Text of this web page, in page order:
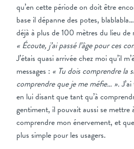
qu’en cette période on doit être
base il dépanne des potes,
déjà à plus de 100 mètres du lieu
« Écoute, j’ai passé l’âge pour ces
J’étais quasi arrivée chez moi qu’il
messages : « Tu dois comprendre la
comprendre que je me méfie… ».
en lui disant que tant qu’à
gentiment, il pouvait aussi se mettre
comprendre mon énervement, et
plus simple pour les usagers.